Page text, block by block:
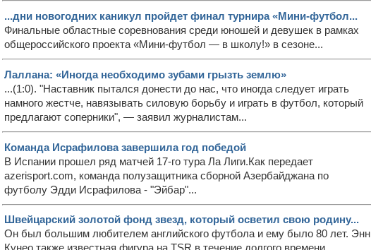
...дни новогодних каникул пройдет финал турнира «Мини-футбол...
Финальные областные соревнования среди юношей и девушек в рамках
общероссийского проекта «Мини-футбол — в школу!» в сезоне...
Лаллана: «Иногда необходимо зубами грызть землю»
...(1:0). "Наставник пытался донести до нас, что иногда следует играть
намного жестче, навязывать силовую борьбу и играть в футбол, который
предлагают соперники", — заявил журналистам...
Команда Исрафилова завершила год победой
В Испании прошел ряд матчей 17-го тура Ла Лиги.Как передает
azerisport.com, команда полузащитника сборной Азербайджана по
футболу Эдди Исрафилова - "Эйбар"...
Швейцарский золотой фонд звезд, который осветил свою родину...
Он был большим любителем английского футбола и ему было 80 лет. Энн